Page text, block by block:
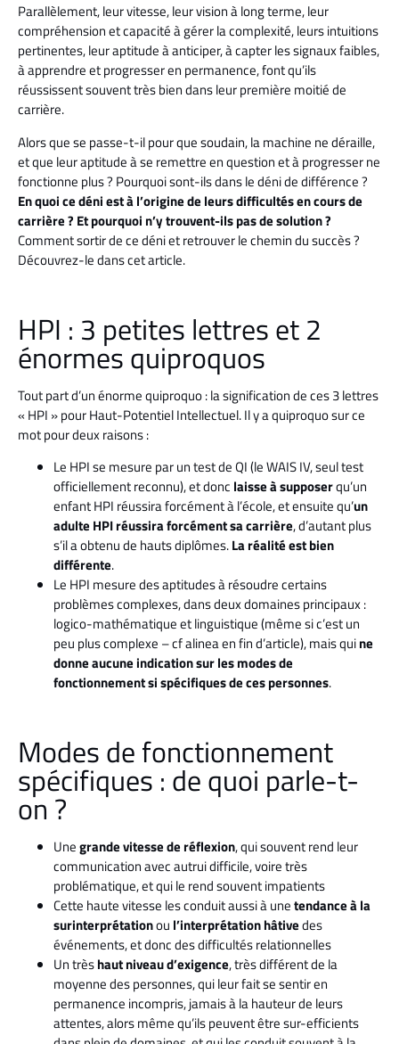
Parallèlement, leur vitesse, leur vision à long terme, leur
compréhension et capacité à gérer la complexité, leurs intuitions
pertinentes, leur aptitude à anticiper, à capter les signaux faibles,
à apprendre et progresser en permanence, font qu’ils
réussissent souvent très bien dans leur première moitié de
carrière.
Alors que se passe-t-il pour que soudain, la machine ne déraille,
et que leur aptitude à se remettre en question et à progresser ne
fonctionne plus ? Pourquoi sont-ils dans le déni de différence ?
En quoi ce déni est à l’origine de leurs difficultés en cours de
carrière ? Et pourquoi n’y trouvent-ils pas de solution ?
Comment sortir de ce déni et retrouver le chemin du succès ?
Découvrez-le dans cet article.
HPI : 3 petites lettres et 2
énormes quiproquos
Tout part d’un énorme quiproquo : la signification de ces 3 lettres
« HPI » pour Haut-Potentiel Intellectuel. Il y a quiproquo sur ce
mot pour deux raisons :
Le HPI se mesure par un test de QI (le WAIS IV, seul test
officiellement reconnu), et donc laisse à supposerqu’un
enfant HPI réussira forcément à l’école, et ensuite qu’un
adulte HPI réussira forcément sa carrière, d’autant plus
s’il a obtenu de hauts diplômes.La réalité est bien
différente.
Le HPI mesure des aptitudes à résoudre certains
problèmes complexes, dans deux domaines principaux :
logico-mathématique et linguistique (même si c’est un
peu plus complexe – cf alinea en fin d’article), mais quine
donne aucune indication sur les modes de
fonctionnement si spécifiques de ces personnes.
Modes de fonctionnement
spécifiques : de quoi parle-t-
on ?
Unegrande vitesse de réflexion, qui souvent rend leur
communication avec autrui difficile, voire très
problématique, et qui le rend souvent impatients
Cette haute vitesse les conduit aussi à unetendance à la
surinterprétationou l’interprétation hâtivedes
événements, et donc des difficultés relationnelles
Un trèshaut niveau d’exigence, très différent de la
moyenne des personnes, qui leur fait se sentir en
permanence incompris, jamais à la hauteur de leurs
attentes, alors même qu’ils peuvent être sur-efficients